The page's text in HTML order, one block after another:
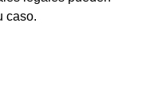
caso.